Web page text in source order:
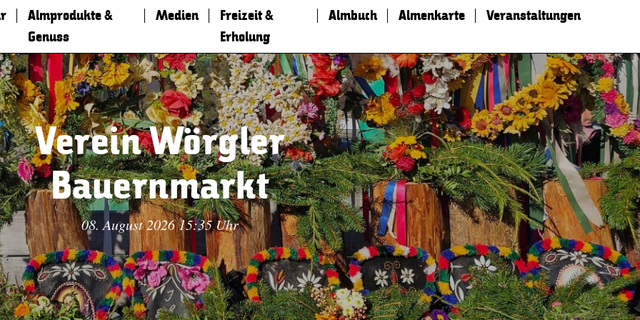
Almprodukte &
Genuss
Medien
Freizeit &
Erholung
Almbuch Almenkarte Veranstaltungen
Verein Wörgler
Bauernmarkt
08. August 2026 15:35 Uhr